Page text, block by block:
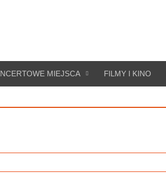
MIEJSCA FILMY I KINO